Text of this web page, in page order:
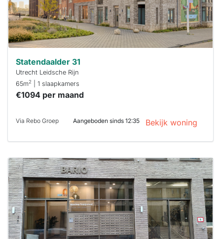
Statendaalder 31
Utrecht Leidsche Rijn
65m2 | 1 slaapkamers
€1094 per maand
Via Rebo Groep Aangeboden sinds 12:35 Bekijk woning
Deze woning
is
waarschijnlijk
al verhuurd
Om kans te
maken moet je
binnen 15
minuten
reageren.
Stekkies helpt